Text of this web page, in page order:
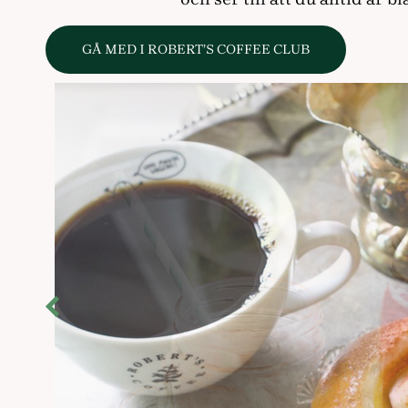
GÅ MED I ROBERT’S COFFEE CLUB